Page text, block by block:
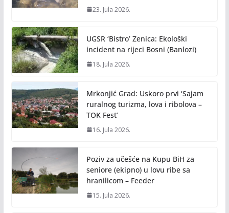
23. Jula 2026.
UGSR ‘Bistro’ Zenica: Ekološki
incident na rijeci Bosni (Banlozi)
18. Jula 2026.
Mrkonjić Grad: Uskoro prvi ‘Sajam
ruralnog turizma, lova i ribolova –
TOK Fest’
16. Jula 2026.
Poziv za učešće na Kupu BiH za
seniore (ekipno) u lovu ribe sa
hranilicom – Feeder
15. Jula 2026.